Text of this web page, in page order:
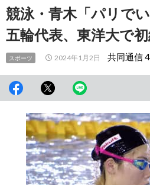
移
動競泳・青木「パリで
五輪代表、東洋大で
スポーツ 2024年1月2日 共同通信